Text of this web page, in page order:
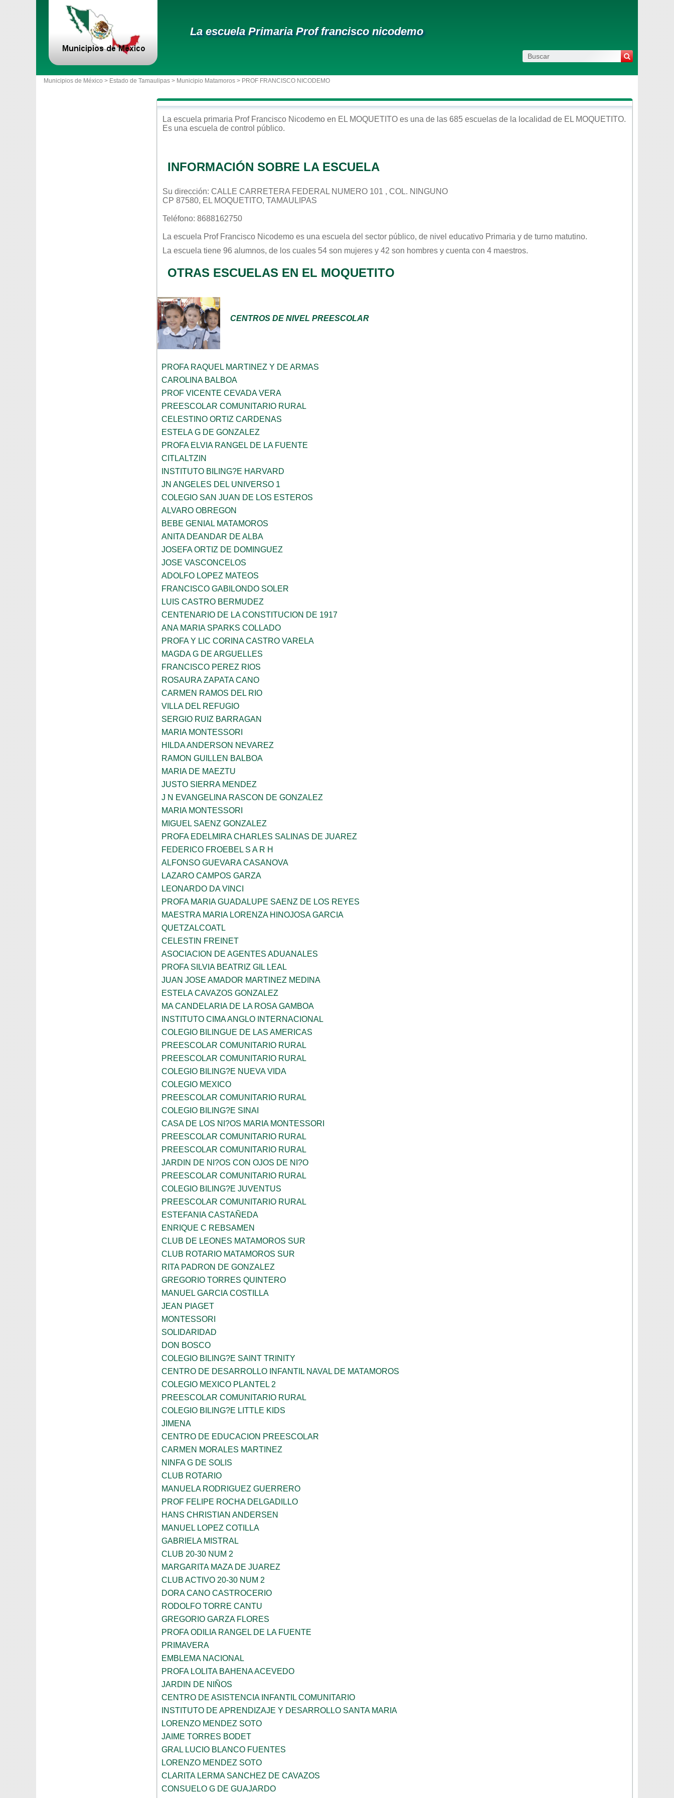
La escuela Primaria Prof francisco nicodemo
Municipios de México > Estado de Tamaulipas > Municipio Matamoros > PROF FRANCISCO NICODEMO
La escuela primaria Prof Francisco Nicodemo en EL MOQUETITO es una de las 685 escuelas de la localidad de EL MOQUETITO.
Es una escuela de control público.
INFORMACIÓN SOBRE LA ESCUELA
Su dirección: CALLE CARRETERA FEDERAL NUMERO 101 , COL. NINGUNO
CP 87580, EL MOQUETITO, TAMAULIPAS
Teléfono: 8688162750
La escuela Prof Francisco Nicodemo es una escuela del sector público, de nivel educativo Primaria y de turno matutino.
La escuela tiene 96 alumnos, de los cuales 54 son mujeres y 42 son hombres y cuenta con 4 maestros.
OTRAS ESCUELAS EN EL MOQUETITO
CENTROS DE NIVEL PREESCOLAR
PROFA RAQUEL MARTINEZ Y DE ARMAS
CAROLINA BALBOA
PROF VICENTE CEVADA VERA
PREESCOLAR COMUNITARIO RURAL
CELESTINO ORTIZ CARDENAS
ESTELA G DE GONZALEZ
PROFA ELVIA RANGEL DE LA FUENTE
CITLALTZIN
INSTITUTO BILING?E HARVARD
JN ANGELES DEL UNIVERSO 1
COLEGIO SAN JUAN DE LOS ESTEROS
ALVARO OBREGON
BEBE GENIAL MATAMOROS
ANITA DEANDAR DE ALBA
JOSEFA ORTIZ DE DOMINGUEZ
JOSE VASCONCELOS
ADOLFO LOPEZ MATEOS
FRANCISCO GABILONDO SOLER
LUIS CASTRO BERMUDEZ
CENTENARIO DE LA CONSTITUCION DE 1917
ANA MARIA SPARKS COLLADO
PROFA Y LIC CORINA CASTRO VARELA
MAGDA G DE ARGUELLES
FRANCISCO PEREZ RIOS
ROSAURA ZAPATA CANO
CARMEN RAMOS DEL RIO
VILLA DEL REFUGIO
SERGIO RUIZ BARRAGAN
MARIA MONTESSORI
HILDA ANDERSON NEVAREZ
RAMON GUILLEN BALBOA
MARIA DE MAEZTU
JUSTO SIERRA MENDEZ
J N EVANGELINA RASCON DE GONZALEZ
MARIA MONTESSORI
MIGUEL SAENZ GONZALEZ
PROFA EDELMIRA CHARLES SALINAS DE JUAREZ
FEDERICO FROEBEL S A R H
ALFONSO GUEVARA CASANOVA
LAZARO CAMPOS GARZA
LEONARDO DA VINCI
PROFA MARIA GUADALUPE SAENZ DE LOS REYES
MAESTRA MARIA LORENZA HINOJOSA GARCIA
QUETZALCOATL
CELESTIN FREINET
ASOCIACION DE AGENTES ADUANALES
PROFA SILVIA BEATRIZ GIL LEAL
JUAN JOSE AMADOR MARTINEZ MEDINA
ESTELA CAVAZOS GONZALEZ
MA CANDELARIA DE LA ROSA GAMBOA
INSTITUTO CIMA ANGLO INTERNACIONAL
COLEGIO BILINGUE DE LAS AMERICAS
PREESCOLAR COMUNITARIO RURAL
PREESCOLAR COMUNITARIO RURAL
COLEGIO BILING?E NUEVA VIDA
COLEGIO MEXICO
PREESCOLAR COMUNITARIO RURAL
COLEGIO BILING?E SINAI
CASA DE LOS NI?OS MARIA MONTESSORI
PREESCOLAR COMUNITARIO RURAL
PREESCOLAR COMUNITARIO RURAL
JARDIN DE NI?OS CON OJOS DE NI?O
PREESCOLAR COMUNITARIO RURAL
COLEGIO BILING?E JUVENTUS
PREESCOLAR COMUNITARIO RURAL
ESTEFANIA CASTAÑEDA
ENRIQUE C REBSAMEN
CLUB DE LEONES MATAMOROS SUR
CLUB ROTARIO MATAMOROS SUR
RITA PADRON DE GONZALEZ
GREGORIO TORRES QUINTERO
MANUEL GARCIA COSTILLA
JEAN PIAGET
MONTESSORI
SOLIDARIDAD
DON BOSCO
COLEGIO BILING?E SAINT TRINITY
CENTRO DE DESARROLLO INFANTIL NAVAL DE MATAMOROS
COLEGIO MEXICO PLANTEL 2
PREESCOLAR COMUNITARIO RURAL
COLEGIO BILING?E LITTLE KIDS
JIMENA
CENTRO DE EDUCACION PREESCOLAR
CARMEN MORALES MARTINEZ
NINFA G DE SOLIS
CLUB ROTARIO
MANUELA RODRIGUEZ GUERRERO
PROF FELIPE ROCHA DELGADILLO
HANS CHRISTIAN ANDERSEN
MANUEL LOPEZ COTILLA
GABRIELA MISTRAL
CLUB 20-30 NUM 2
MARGARITA MAZA DE JUAREZ
CLUB ACTIVO 20-30 NUM 2
DORA CANO CASTROCERIO
RODOLFO TORRE CANTU
GREGORIO GARZA FLORES
PROFA ODILIA RANGEL DE LA FUENTE
PRIMAVERA
EMBLEMA NACIONAL
PROFA LOLITA BAHENA ACEVEDO
JARDIN DE NIÑOS
CENTRO DE ASISTENCIA INFANTIL COMUNITARIO
INSTITUTO DE APRENDIZAJE Y DESARROLLO SANTA MARIA
LORENZO MENDEZ SOTO
JAIME TORRES BODET
GRAL LUCIO BLANCO FUENTES
LORENZO MENDEZ SOTO
CLARITA LERMA SANCHEZ DE CAVAZOS
CONSUELO G DE GUAJARDO